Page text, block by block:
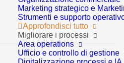
Marketing strategico e
Strumenti e supporto
Approfondisci tutto
Migliorare i processi
Area operations
Ufficio e controllo di gestione
Approfondimenti